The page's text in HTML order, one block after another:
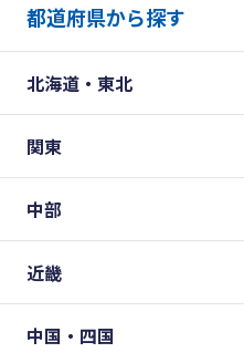
都道府県から探す
北海道・東北
関東
中部
近畿
中国・四国